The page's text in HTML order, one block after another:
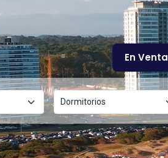
En Venta
Dormitorios